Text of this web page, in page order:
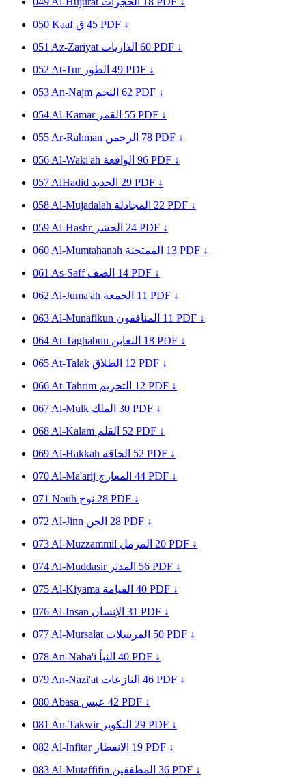
050 Kaaf ق 45 PDF ↓
051 Az-Zariyat الذاريات 60 PDF ↓
052 At-Tur الطور 49 PDF ↓
053 An-Najm النجم 62 PDF ↓
054 Al-Kamar القمر 55 PDF ↓
055 Ar-Rahman الرحمن 78 PDF ↓
056 Al-Waki'ah الواقعة 96 PDF ↓
057 AlHadid الحديد 29 PDF ↓
058 Al-Mujadalah المجادلة 22 PDF ↓
059 Al-Hashr الحشر 24 PDF ↓
060 Al-Mumtahanah الممتحنة 13 PDF ↓
061 As-Saff الصف 14 PDF ↓
062 Al-Juma'ah الجمعة 11 PDF ↓
063 Al-Munafikun المنافقون 11 PDF ↓
064 At-Taghabun التغابن 18 PDF ↓
065 At-Talak الطلاق 12 PDF ↓
066 At-Tahrim التحريم 12 PDF ↓
067 Al-Mulk الملك 30 PDF ↓
068 Al-Kalam القلم 52 PDF ↓
069 Al-Hakkah الحاقة 52 PDF ↓
070 Al-Ma'arij المعارج 44 PDF ↓
071 Nouh نوح 28 PDF ↓
072 Al-Jinn الجن 28 PDF ↓
073 Al-Muzzammil المزمل 20 PDF ↓
074 Al-Muddasir المدثر 56 PDF ↓
075 Al-Kiyama القيامة 40 PDF ↓
076 Al-Insan الإنسان 31 PDF ↓
077 Al-Mursalat المرسلات 50 PDF ↓
078 An-Naba'i النبأ 40 PDF ↓
079 An-Nazi'at النازعات 46 PDF ↓
080 Abasa عبس 42 PDF ↓
081 An-Takwir التكوير 29 PDF ↓
082 Al-Infitar الانفطار 19 PDF ↓
083 Al-Mutaffifin المطففين 36 PDF ↓